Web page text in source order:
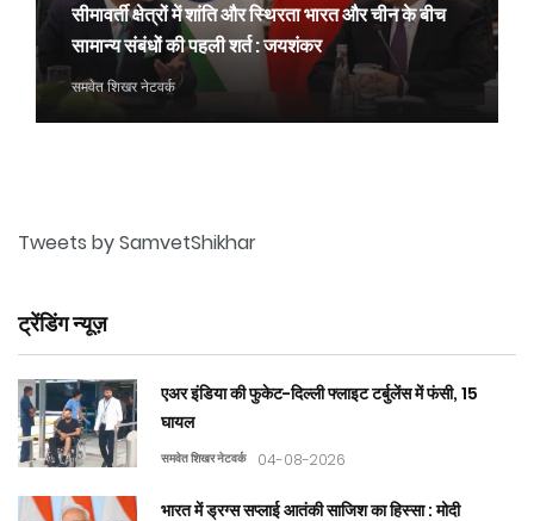
सीमावर्ती क्षेत्रों में शांति और स्थिरता भारत और चीन के बीच
सामान्य संबंधों की पहली शर्त : जयशंकर
समवेत शिखर नेटवर्क
Tweets by SamvetShikhar
ट्रेंडिंग न्यूज़
एअर इंडिया की फुकेट-दिल्ली फ्लाइट टर्बुलेंस में फंसी, 15
घायल
समवेत शिखर नेटवर्क 04-08-2026
भारत में ड्रग्स सप्लाई आतंकी साजिश का हिस्सा : मोदी